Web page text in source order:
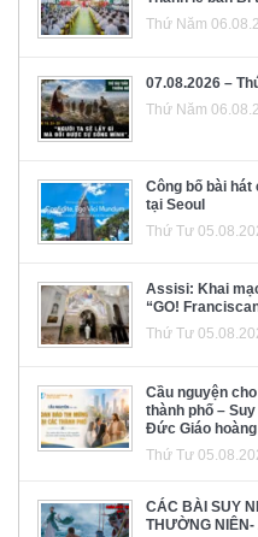
Thứ Năm
07.08.2026 –
Thứ Năm
Công bố bài hát
tại Seoul
Thứ Tư
Assisi: Khai
“GO!
Thứ Tư
Cầu nguyện
thành phố –
Đức Giáo hoàng
Thứ Tư
CÁC BÀI SUY
THƯỜNG NIÊN-